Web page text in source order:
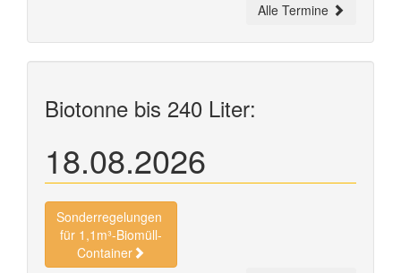
Alle Termine
Biotonne bis 240 Liter:
18.08.2026
Sonderregelungen
für 1,1m³-Biomüll-
Container